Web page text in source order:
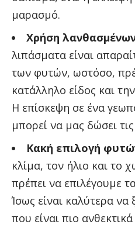
μαρασμό.
Χρήση
λιπάσματα είναι
των φυτών, ωστόσο,
κατάλληλο είδος και
Η επίσκεψη σε ένα
μπορεί να μας δώσει
Κακή επιλογή
κλίμα, τον ήλιο και το
πρέπει να επιλέγουμε
Ίσως είναι καλύτερα να
που είναι πιο